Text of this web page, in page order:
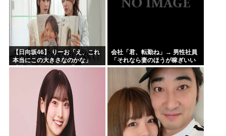
【日向坂46】 りーお「え、これ
本当にこの大きさなのかな」
【藤嶌果歩 1st写真集】
会社「君、転勤ね」→ 男性社員
「それなら妻のほうが稼ぎいい
んで辞めます」⇒ 結果・・・